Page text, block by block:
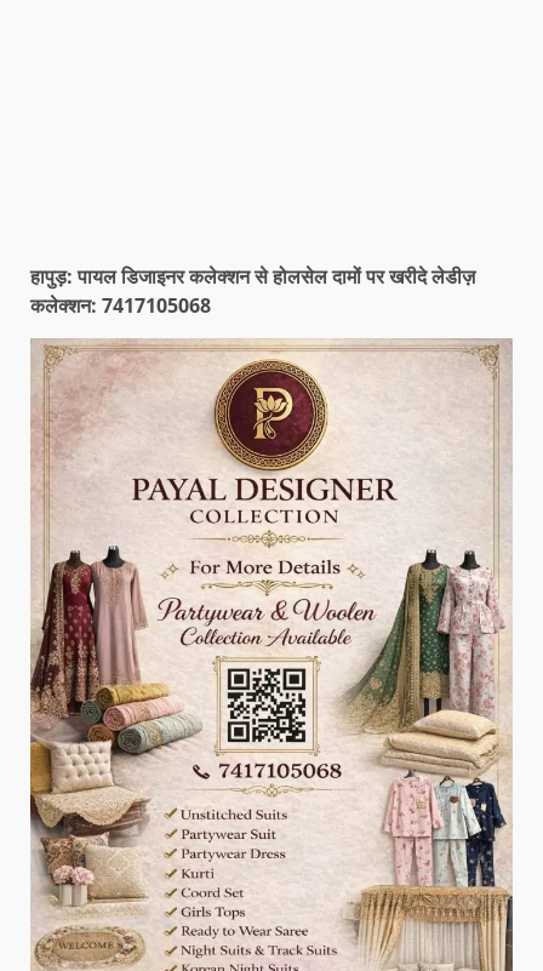
हापुड़: पायल डिजाइनर कलेक्शन से होलसेल दामों पर खरीदे लेडीज़
कलेक्शन: 7417105068